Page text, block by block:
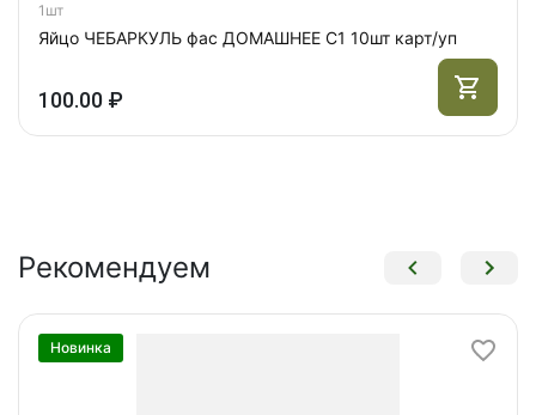
1шт
Яйцо ЧЕБАРКУЛЬ фас ДОМАШНЕЕ С1 10шт карт/уп
100.00 ₽
Рекомендуем
Новинка